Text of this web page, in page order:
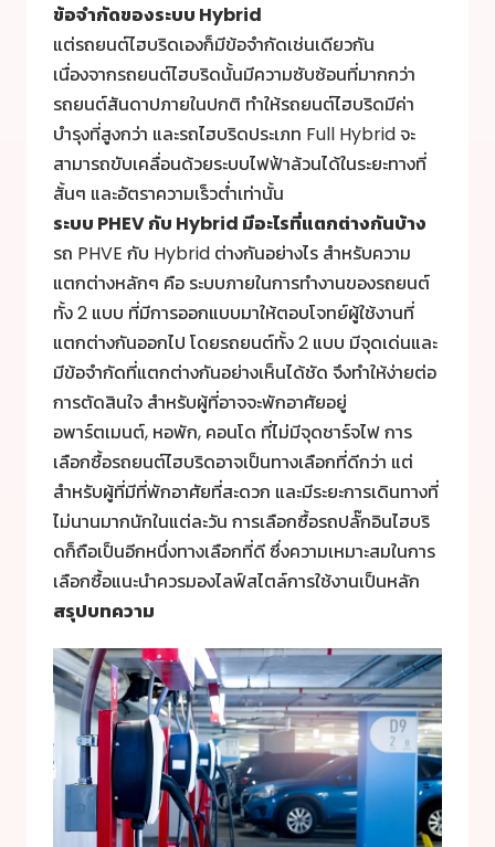
ข้อจำกัดของระบบ Hybrid
แต่รถยนต์ไฮบริดเองก็มีข้อจำกัดเช่นเดียวกัน
เนื่องจากรถยนต์ไฮบริดนั้นมีความซับซ้อนที่มากกว่า
รถยนต์สันดาปภายในปกติ ทำให้รถยนต์ไฮบริดมีค่า
บำรุงที่สูงกว่า และรถไฮบริดประเภท Full Hybrid จะ
สามารถขับเคลื่อนด้วยระบบไฟฟ้าล้วนได้ในระยะทางที่
สั้นๆ และอัตราความเร็วต่ำเท่านั้น
ระบบ PHEV กับ Hybrid มีอะไรที่แตกต่างกันบ้าง
รถ PHVE กับ Hybrid ต่างกันอย่างไร สำหรับความ
แตกต่างหลักๆ คือ ระบบภายในการทำงานของรถยนต์
ทั้ง 2 แบบ ที่มีการออกแบบมาให้ตอบโจทย์ผู้ใช้งานที่
แตกต่างกันออกไป โดยรถยนต์ทั้ง 2 แบบ มีจุดเด่นและ
มีข้อจำกัดที่แตกต่างกันอย่างเห็นได้ชัด จึงทำให้ง่ายต่อ
การตัดสินใจ สำหรับผู้ที่อาจจะพักอาศัยอยู่
อพาร์ตเมนต์, หอพัก, คอนโด ที่ไม่มีจุดชาร์จไฟ การ
เลือกซื้อรถยนต์ไฮบริดอาจเป็นทางเลือกที่ดีกว่า แต่
สำหรับผู้ที่มีที่พักอาศัยที่สะดวก และมีระยะการเดินทางที่
ไม่นานมากนักในแต่ละวัน การเลือกซื้อรถปลั๊กอินไฮบริ
ดก็ถือเป็นอีกหนึ่งทางเลือกที่ดี ซึ่งความเหมาะสมในการ
เลือกซื้อแนะนำควรมองไลฟ์สไตล์การใช้งานเป็นหลัก
สรุปบทความ